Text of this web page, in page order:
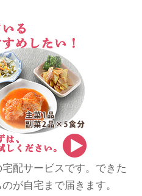
配サービスです。できた
が自宅まで届きます。